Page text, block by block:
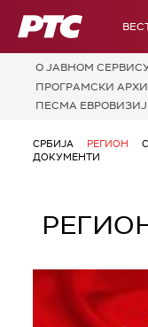
РТС
О JАВНОМ
ПРОГРАМСКИ
ПЕСМА
СРБИЈА РЕГИОН
ДОКУМЕНТИ